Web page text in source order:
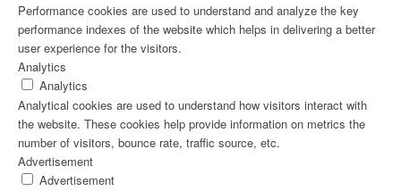
Performance cookies are used to understand and analyze the key
performance indexes of the website which helps in delivering a better
user experience for the visitors.
Analytics
Analytics
Analytical cookies are used to understand how visitors interact with
the website. These cookies help provide information on metrics the
number of visitors, bounce rate, traffic source, etc.
Advertisement
Advertisement